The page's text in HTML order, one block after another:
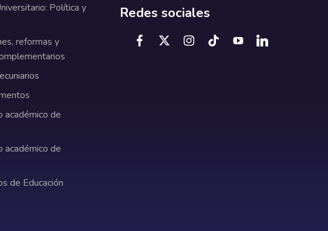
Política y
reformas y
académico de
académico de
de Educación
Redes sociales